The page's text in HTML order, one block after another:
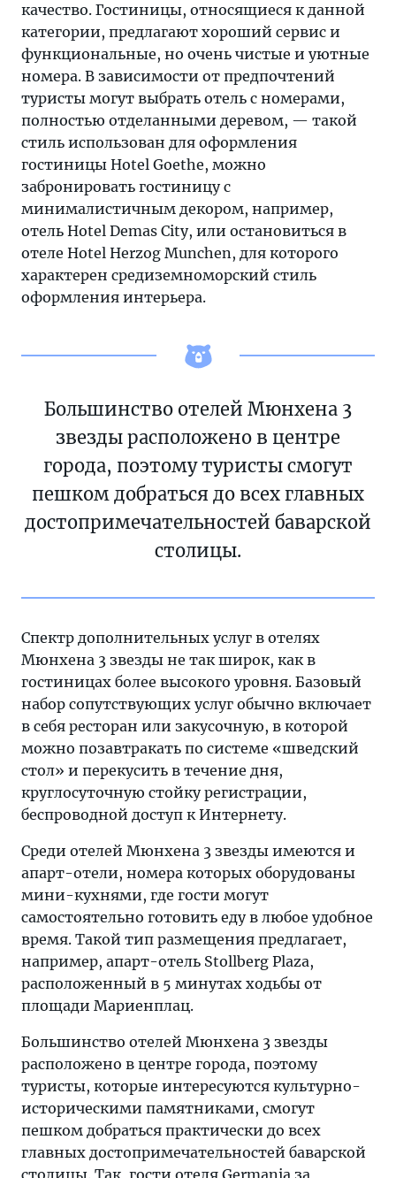
качество. Гостиницы, относящиеся к данной
категории, предлагают хороший сервис и
функциональные, но очень чистые и уютные
номера. В зависимости от предпочтений
туристы могут выбрать отель с номерами,
полностью отделанными деревом, — такой
стиль использован для оформления
гостиницы Hotel Goethe, можно
забронировать гостиницу с
минималистичным декором, например,
отель Hotel Demas City, или остановиться в
отеле Hotel Herzog Munchen, для которого
характерен средиземноморский стиль
оформления интерьера.
Большинство отелей Мюнхена 3
звезды расположено в центре
города, поэтому туристы смогут
пешком добраться до всех главных
достопримечательностей баварской
столицы.
Спектр дополнительных услуг в отелях
Мюнхена 3 звезды не так широк, как в
гостиницах более высокого уровня. Базовый
набор сопутствующих услуг обычно включает
в себя ресторан или закусочную, в которой
можно позавтракать по системе «шведский
стол» и перекусить в течение дня,
круглосуточную стойку регистрации,
беспроводной доступ к Интернету.
Среди отелей Мюнхена 3 звезды имеются и
апарт-отели, номера которых оборудованы
мини-кухнями, где гости могут
самостоятельно готовить еду в любое удобное
время. Такой тип размещения предлагает,
например, апарт-отель Stollberg Plaza,
расположенный в 5 минутах ходьбы от
площади Мариенплац.
Большинство отелей Мюнхена 3 звезды
расположено в центре города, поэтому
туристы, которые интересуются культурно-
историческими памятниками, смогут
пешком добраться практически до всех
главных достопримечательностей баварской
столицы. Так, гости отеля Germania за